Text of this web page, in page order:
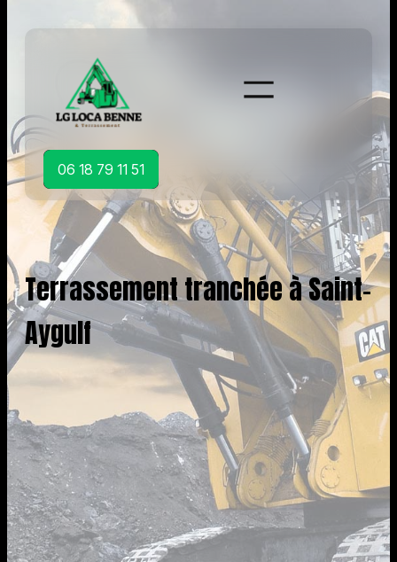
06 18 79 11 51
Terrassement tranchée à Saint-
Aygulf